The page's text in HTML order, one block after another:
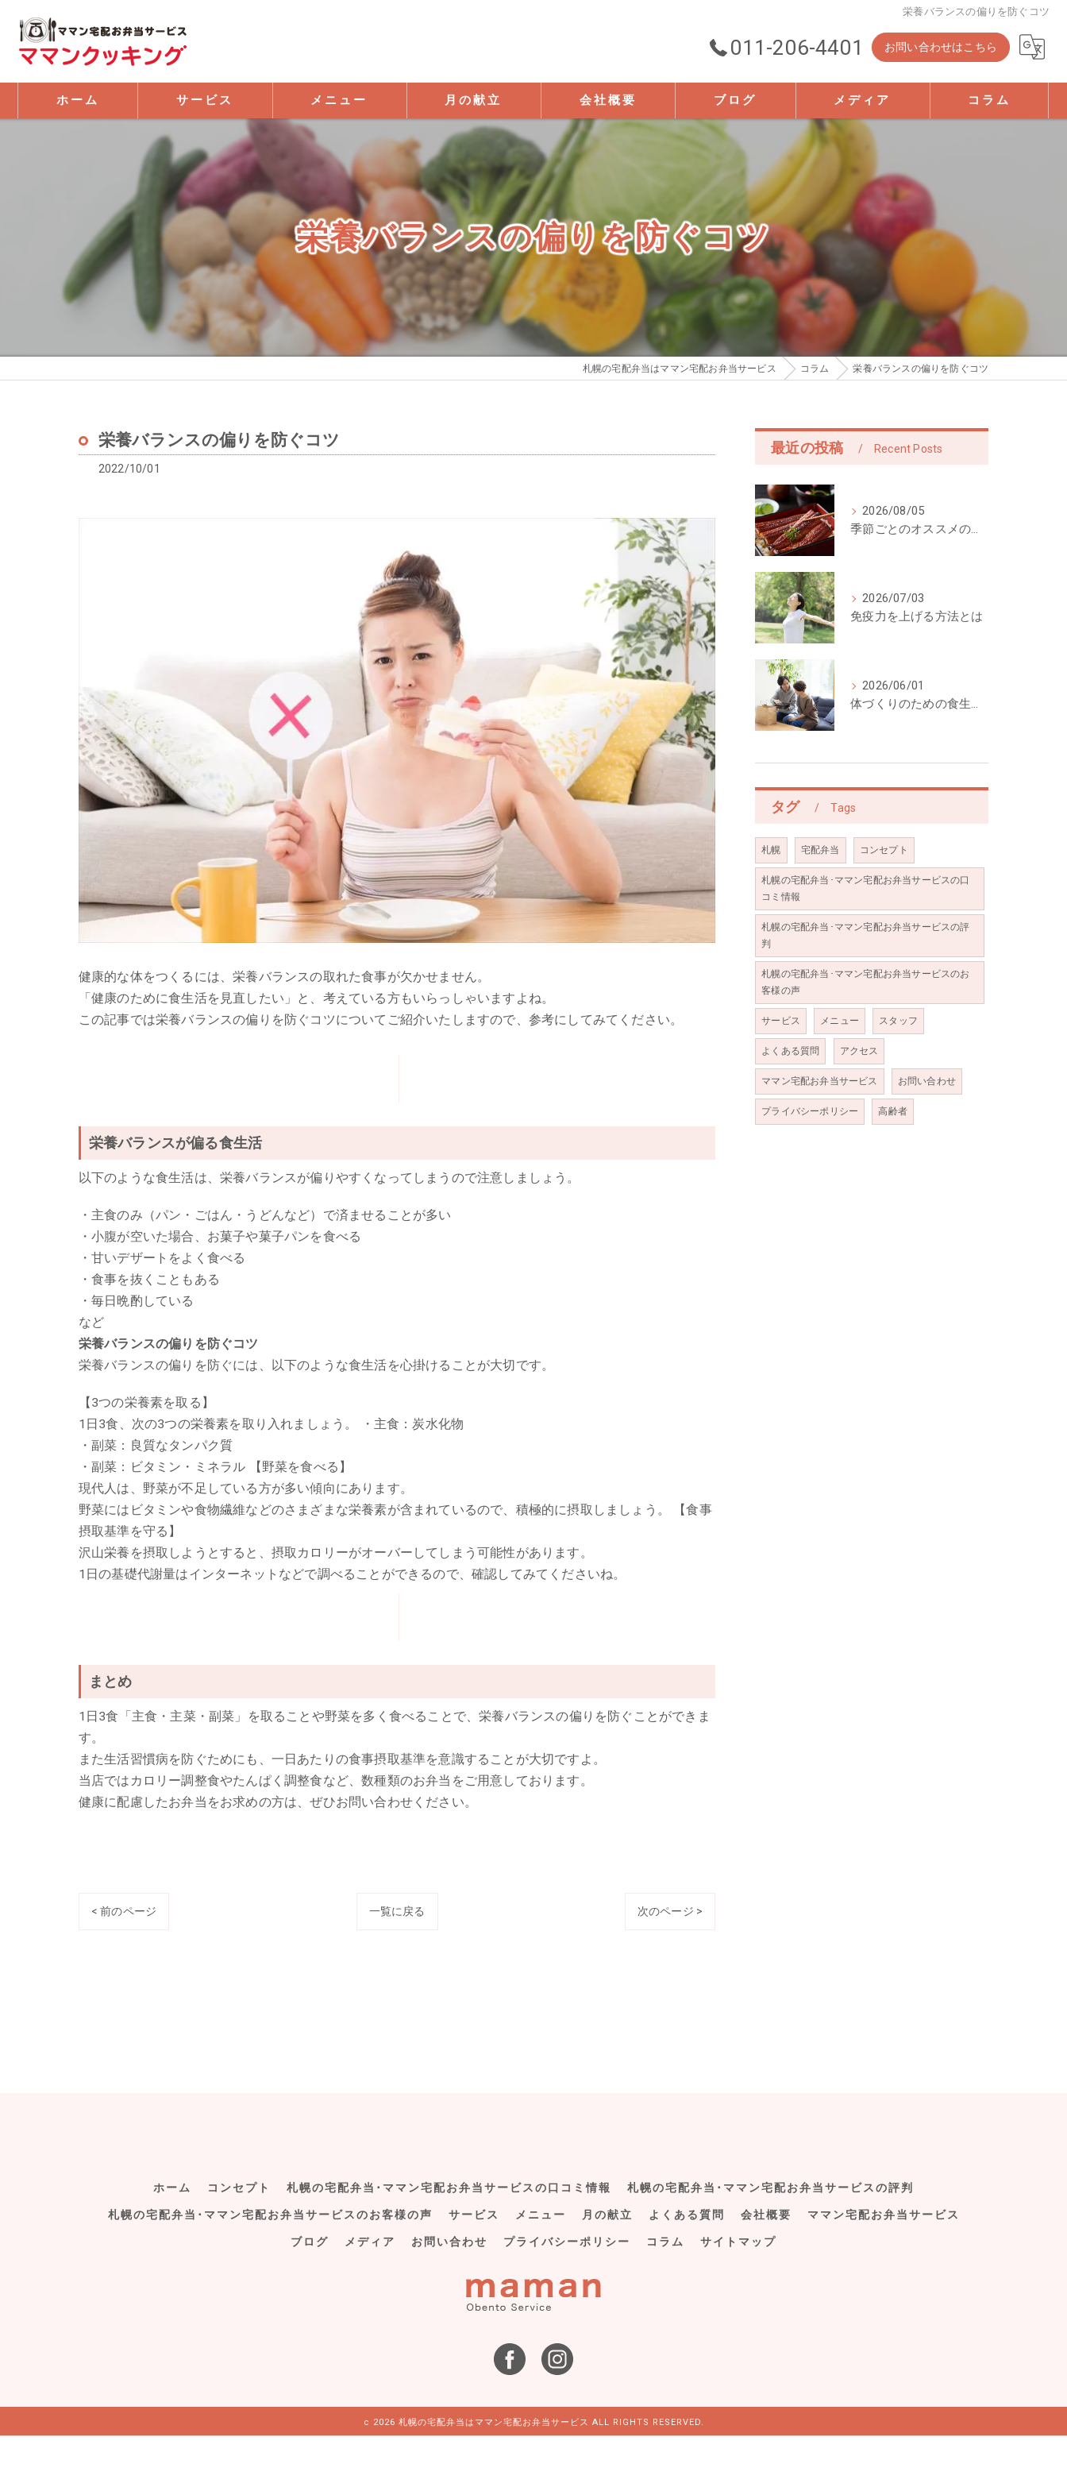
栄養バランスの偏りを防ぐコツ
011-206-4401 お問い合わせはこちら
ホーム サービス メニュー 月の献立 会社概要
ママン宅配お弁当サービス
ブログ メディア コラム
栄養バランスの偏りを防ぐコツ
札幌の宅配弁当はママン宅配お弁当サービス コラム 栄養バランスの偏りを防ぐコツ
栄養バランスの偏りを防ぐコツ
2022/10/01
健康的な体をつくるには、栄養バランスの取れた食事が欠かせません。
「健康のために食生活を見直したい」と、考えている方もいらっしゃいますよね。
この記事では栄養バランスの偏りを防ぐコツについてご紹介いたしますので、参考にしてみてください。
栄養バランスが偏る食生活
以下のような食生活は、栄養バランスが偏りやすくなってしまうので注意しましょう。
・主食のみ（パン・ごはん・うどんなど）で済ませることが多い
・小腹が空いた場合、お菓子や菓子パンを食べる
・甘いデザートをよく食べる
・食事を抜くこともある
・毎日晩酌している
など
栄養バランスの偏りを防ぐコツ
栄養バランスの偏りを防ぐには、以下のような食生活を心掛けることが大切です。
【3つの栄養素を取る】
1日3食、次の3つの栄養素を取り入れましょう。
・主食：炭水化物
・副菜：良質なタンパク質
・副菜：ビタミン・ミネラル
【野菜を食べる】
現代人は、野菜が不足している方が多い傾向にあります。
野菜にはビタミンや食物繊維などのさまざまな栄養素が含まれているので、積極的に摂取しましょう。
【食事
摂取基準を守る】
沢山栄養を摂取しようとすると、摂取カロリーがオーバーしてしまう可能性があります。
1日の基礎代謝量はインターネットなどで調べることができるので、確認してみてくださいね。
まとめ
1日3食「主食・主菜・副菜」を取ることや野菜を多く食べることで、栄養バランスの偏りを防ぐことができま
す。
また生活習慣病を防ぐためにも、一日あたりの食事摂取基準を意識することが大切ですよ。
当店ではカロリー調整食やたんぱく調整食など、数種類のお弁当をご用意しております。
健康に配慮したお弁当をお求めの方は、ぜひお問い合わせください。
< 前のページ 一覧に戻る 次のページ >
最近の投稿 Recent Posts
2026/08/05
季節ごとのオススメの食事
2026/07/03
免疫力を上げる方法とは
2026/06/01
体づくりのための食生活は「宅配弁当」がおすすめ
タグ Tags
札幌 宅配弁当 コンセプト
札幌の宅配弁当･ママン宅配お弁当サービスの口
コミ情報
札幌の宅配弁当･ママン宅配お弁当サービスの評
判
札幌の宅配弁当･ママン宅配お弁当サービスのお
客様の声
サービス メニュー スタッフ
よくある質問 アクセス
ママン宅配お弁当サービス お問い合わせ
プライバシーポリシー 高齢者
ホーム コンセプト 札幌の宅配弁当･ママン宅配お弁当サービスの口コミ情報 札幌の宅配弁当･ママン宅配お弁当サービスの評判
札幌の宅配弁当･ママン宅配お弁当サービスのお客様の声 サービス メニュー 月の献立 よくある質問 会社概要 ママン宅配お弁当サービス
ブログ メディア お問い合わせ プライバシーポリシー コラム サイトマップ
c 2026 札幌の宅配弁当はママン宅配お弁当サービス ALL RIGHTS RESERVED.